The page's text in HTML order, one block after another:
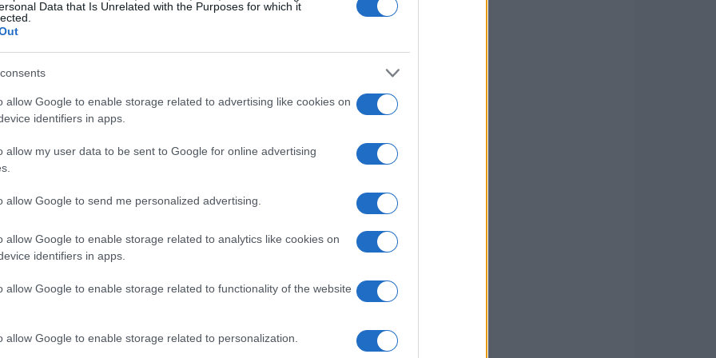
Data that Is Unrelated with the Purposes for which it
allow Google to enable storage related to advertising like cookies on
identifiers in apps.
allow my user data to be sent to Google for online advertising
allow Google to send me personalized advertising.
allow Google to enable storage related to analytics like cookies on
identifiers in apps.
allow Google to enable storage related to functionality of the website
allow Google to enable storage related to personalization.
il suo ritorno in forma.
su Daniel Peretz, un giovane portiere di
squadra. Peretz ha già avuto alcune occasioni
partita di Champions League contro lo
nella competizione. La pressione sarà alta, e i tifosi
il suo valore in un momento così critico per il